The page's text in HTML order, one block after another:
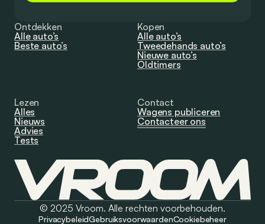
Ontdekken
Alle auto’s
Beste auto’s
Kopen
Alle auto’s
Tweedehands auto’s
Nieuwe auto’s
Oldtimers
Lezen
Alles
Nieuws
Advies
Tests
Contact
Wagens publiceren
Contacteer ons
© 2025 Vroom. Alle rechten voorbehouden.
PrivacybeleidGebruiksvoorwaardenCookiebeheer